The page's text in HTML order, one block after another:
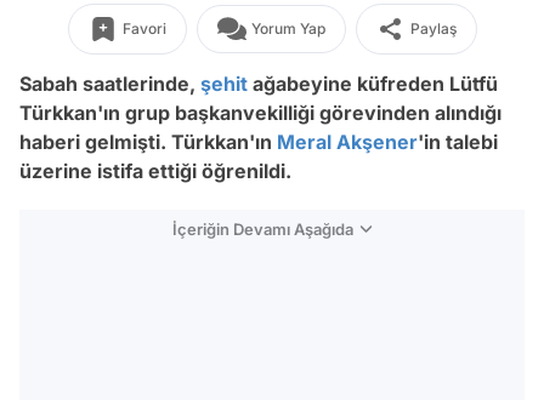
Favori Yorum Yap Paylaş
Sabah saatlerinde, şehit ağabeyine küfreden Lütfü
Türkkan'ın grup başkanvekilliği görevinden alındığı
haberi gelmişti. Türkkan'ın Meral Akşener'in talebi
üzerine istifa ettiği öğrenildi.
İçeriğin Devamı Aşağıda